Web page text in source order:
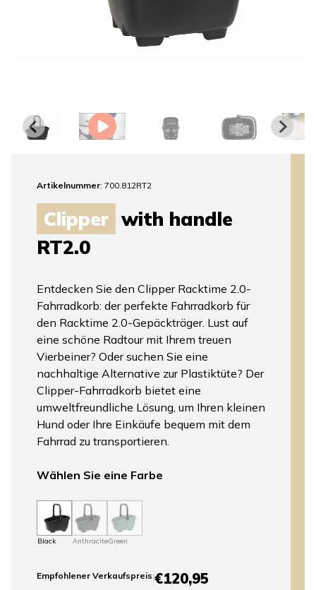
Artikelnummer: 700.812RT2
Clipper with handle
RT2.0
Entdecken Sie den Clipper Racktime 2.0-
Fahrradkorb: der perfekte Fahrradkorb für
den Racktime 2.0-Gepäckträger. Lust auf
eine schöne Radtour mit Ihrem treuen
Vierbeiner? Oder suchen Sie eine
nachhaltige Alternative zur Plastiktüte? Der
Clipper-Fahrradkorb bietet eine
umweltfreundliche Lösung, um Ihren kleinen
Hund oder Ihre Einkäufe bequem mit dem
Fahrrad zu transportieren.
Wählen Sie eine Farbe
Black AnthraciteGreen
Empfohlener Verkaufspreis:€120,95